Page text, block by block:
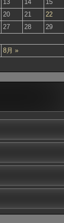
8月 »
13 14
15
20 21
22
27 28
29